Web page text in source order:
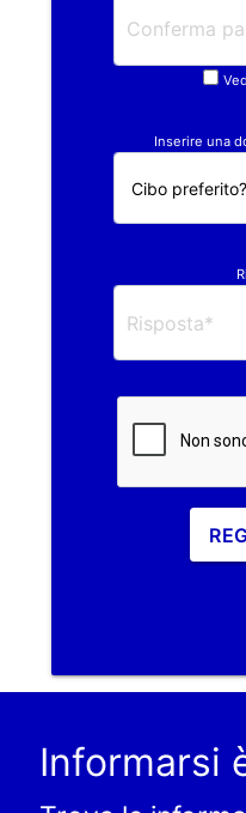
Inserire una
Informarsi